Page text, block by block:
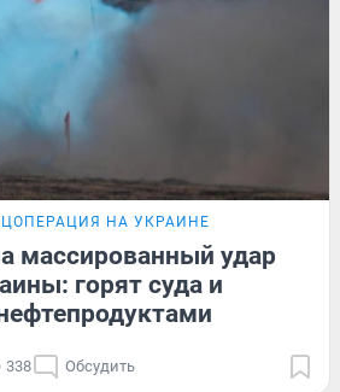
НА УКРАИНЕ
массированный удар
горят суда и
338 Обсудить